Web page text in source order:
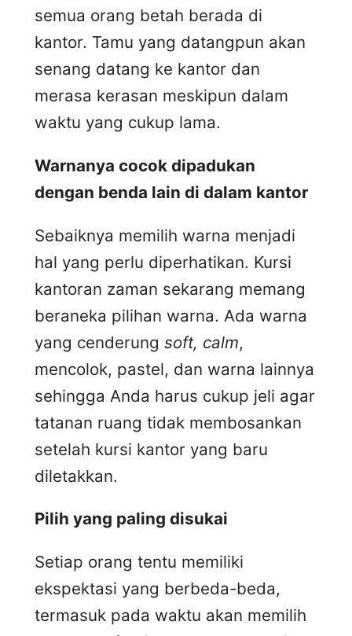
semua orang betah berada di
kantor. Tamu yang datangpun akan
senang datang ke kantor dan
merasa kerasan meskipun dalam
waktu yang cukup lama.
Warnanya cocok dipadukan
dengan benda lain di dalam kantor
Sebaiknya memilih warna menjadi
hal yang perlu diperhatikan. Kursi
kantoran zaman sekarang memang
beraneka pilihan warna. Ada warna
yang cenderung soft, calm,
mencolok, pastel, dan warna lainnya
sehingga Anda harus cukup jeli agar
tatanan ruang tidak membosankan
setelah kursi kantor yang baru
diletakkan.
Pilih yang paling disukai
Setiap orang tentu memiliki
ekspektasi yang berbeda-beda,
termasuk pada waktu akan memilih